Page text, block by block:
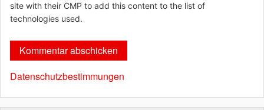
site with their CMP to add this content to the list of
technologies used.
Datenschutzbestimmungen